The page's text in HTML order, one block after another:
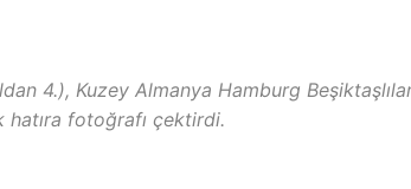
4.), Kuzey Almanya Hamburg
hatıra fotoğrafı çektirdi.